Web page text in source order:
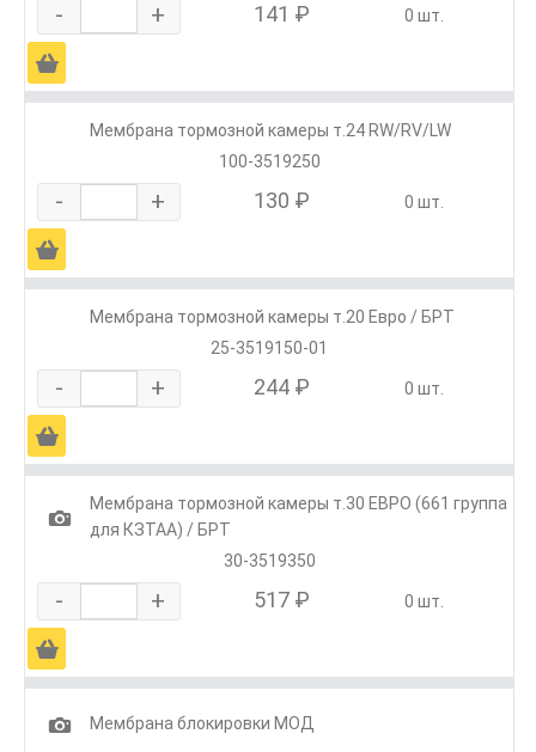
- + 141 ₽ 0 шт.
Ä
Мембрана тормозной камеры т.24 RW/RV/LW
100-3519250
- + 130 ₽ 0 шт.
Ä
Мембрана тормозной камеры т.20 Евро / БРТ
25-3519150-01
- + 244 ₽ 0 шт.
Ä
1
Мембрана тормозной камеры т.30 ЕВРО (661 группа
для КЗТАА) / БРТ
30-3519350
- + 517 ₽ 0 шт.
Ä
1
Мембрана блокировки МОД